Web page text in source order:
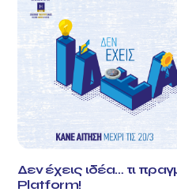
Δεν έχεις ιδέα… τι
Platform!